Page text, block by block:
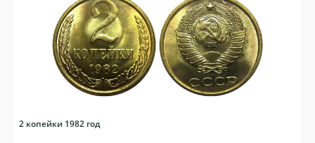
2 копейки 1982 год